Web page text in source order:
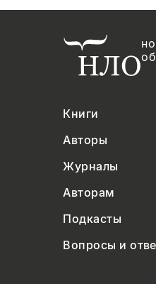
Книги
Авторы
Журналы
Авторам
Подкасты
Вопросы и